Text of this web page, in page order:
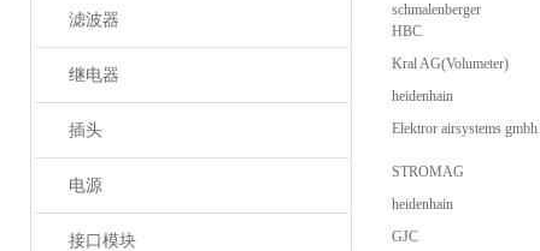
滤波器
继电器
插头
电源
接口模块
schmalenberger
HBC
Kral AG(Volumeter)
heidenhain
Elektror airsystems gmbh
STROMAG
heidenhain
GJC